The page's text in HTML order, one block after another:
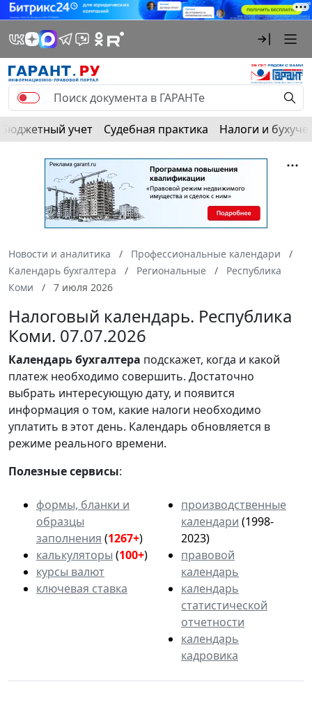
Бюджетный учет Судебная практика Налоги и
Новости и аналитика
Профессиональные календари
Календарь бухгалтера
Региональные
Республика
Коми
7 июля 2026
Налоговый календарь. Республика
Коми. 07.07.2026
Календарьбухгалтера подскажет, когда и какой
платеж необходимо совершить. Достаточно
выбрать интересующую дату, и появится
информация о том, какие налоги необходимо
уплатить в этот день. Календарь обновляется в
режиме реального времени.
Полезные сервисы:
формы, бланки и
образцы
заполнения (1267+)
калькуляторы (100+)
курсы валют
ключевая ставка
производственные
календари (1998-
2023)
правовой
календарь
календарь
статистической
отчетности
календарь
кадровика